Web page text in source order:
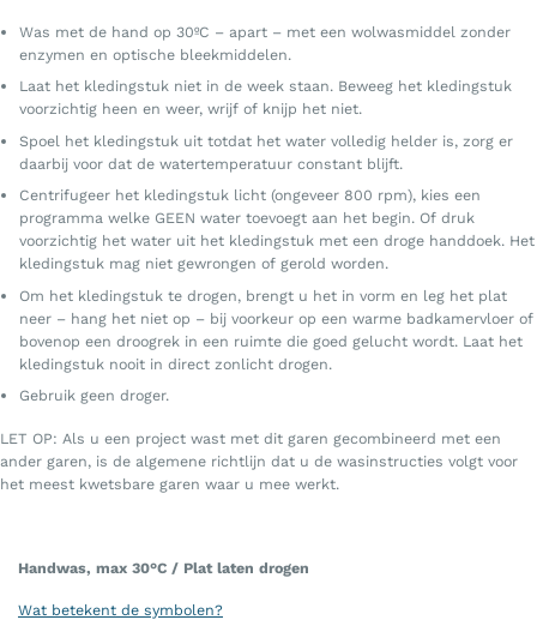
Was met de hand op 30ºC – apart – met een wolwasmiddel zonder
enzymen en optische bleekmiddelen.
Laat het kledingstuk niet in de week staan. Beweeg het kledingstuk
voorzichtig heen en weer, wrijf of knijp het niet.
Spoel het kledingstuk uit totdat het water volledig helder is, zorg er
daarbij voor dat de watertemperatuur constant blijft.
Centrifugeer het kledingstuk licht (ongeveer 800 rpm), kies een
programma welke GEEN water toevoegt aan het begin. Of druk
voorzichtig het water uit het kledingstuk met een droge handdoek. Het
kledingstuk mag niet gewrongen of gerold worden.
Om het kledingstuk te drogen, brengt u het in vorm en leg het plat
neer – hang het niet op – bij voorkeur op een warme badkamervloer of
bovenop een droogrek in een ruimte die goed gelucht wordt. Laat het
kledingstuk nooit in direct zonlicht drogen.
Gebruik geen droger.
LET OP: Als u een project wast met dit garen gecombineerd met een
ander garen, is de algemene richtlijn dat u de wasinstructies volgt voor
het meest kwetsbare garen waar u mee werkt.
Handwas, max 30°C / Plat laten drogen
Wat betekent de symbolen?